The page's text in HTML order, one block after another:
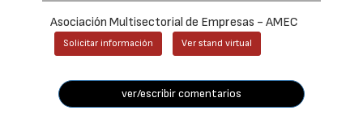
Asociación Multisectorial de Empresas - AMEC
Solicitar información Ver stand virtual
ver/escribir comentarios